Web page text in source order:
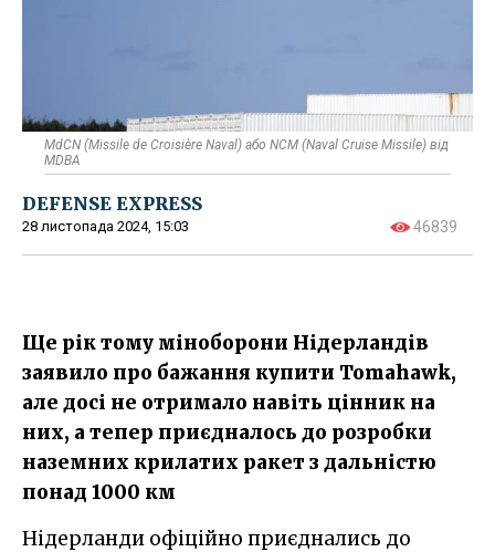
MdCN (Missile de Croisière Naval) або NCM (Naval Cruise Missile)​ від
MDBA
DEFENSE EXPRESS
28 листопада 2024, 15:03 46839
Ще рік тому міноборони Нідерландів
заявило про бажання купити Tomahawk,
але досі не отримало навіть цінник на
них, а тепер приєдналось до розробки
наземних крилатих ракет з дальністю
понад 1000 км
Нідерланди офіційно приєднались до